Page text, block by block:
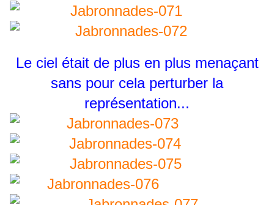
Le ciel était de plus en plus menaçant
sans pour cela perturber la
représentation...